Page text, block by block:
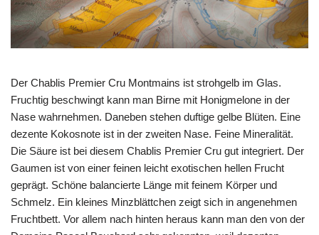
Der Chablis Premier Cru Montmains ist strohgelb im Glas.
Fruchtig beschwingt kann man Birne mit Honigmelone in der
Nase wahrnehmen. Daneben stehen duftige gelbe Blüten. Eine
dezente Kokosnote ist in der zweiten Nase. Feine Mineralität.
Die Säure ist bei diesem Chablis Premier Cru gut integriert. Der
Gaumen ist von einer feinen leicht exotischen hellen Frucht
geprägt. Schöne balancierte Länge mit feinem Körper und
Schmelz. Ein kleines Minzblättchen zeigt sich in angenehmen
Fruchtbett. Vor allem nach hinten heraus kann man den von der